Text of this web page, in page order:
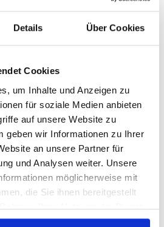
Details Über Cookies
Cookies
um Inhalte und Anzeigen zu
für soziale Medien anbieten
auf unsere Website zu
geben wir Informationen zu Ihrer
an unsere Partner für
und Analysen weiter. Unsere
möglicherweise mit
die Sie ihnen bereitgestellt
Ihrer Nutzung der Dienste